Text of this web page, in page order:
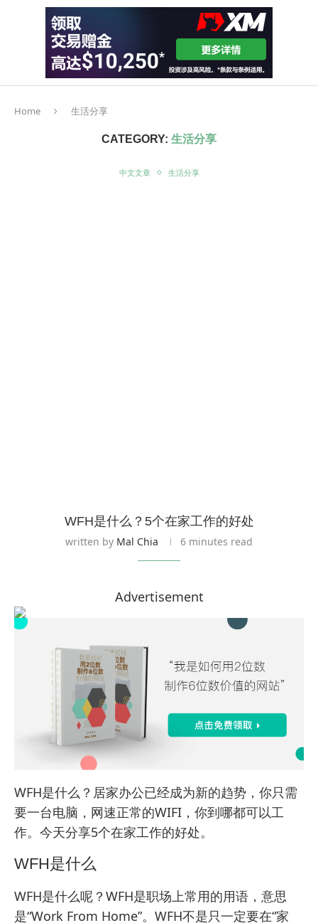
Home 生活分享
CATEGORY: 生活分享
中文文章 生活分享
WFH是什么？5个在家工作的好处
written by Mal Chia 6 minutes read
Advertisement
WFH是什么？居家办公已经成为新的趋势，你只需
要一台电脑，网速正常的WIFI，你到哪都可以工
作。今天分享5个在家工作的好处。
WFH是什么
WFH是什么呢？WFH是职场上常用的用语，意思
是“Work From Home”。WFH不是只一定要在“家